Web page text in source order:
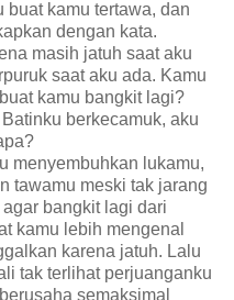
buat kamu tertawa, dan
dengan kata.
masih jatuh saat aku
saat aku ada. Kamu
kamu bangkit lagi?
berkecamuk, aku
menyembuhkan lukamu,
tawamu meski tak jarang
bangkit lagi dari
kamu lebih mengenal
karena jatuh. Lalu
tak terlihat perjuanganku
semaksimal